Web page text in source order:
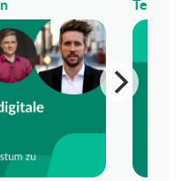
Teil 2 –